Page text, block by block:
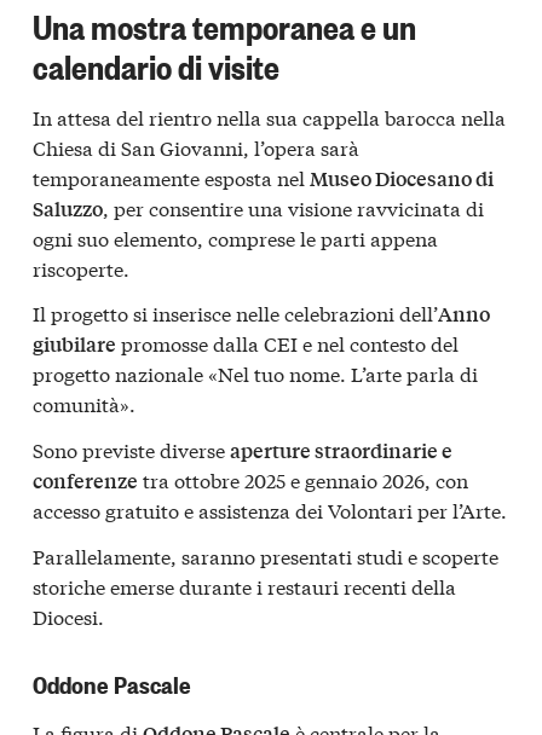
Una mostra temporanea e un
calendario di visite
In attesa del rientro nella sua cappella barocca nella
Chiesa di San Giovanni, l’opera sarà
temporaneamente esposta nel Museo Diocesano di
Saluzzo, per consentire una visione ravvicinata di
ogni suo elemento, comprese le parti appena
riscoperte.
Il progetto si inserisce nelle celebrazioni dell’Anno
giubilare promosse dalla CEI e nel contesto del
progetto nazionale «Nel tuo nome. L’arte parla di
comunità».
Sono previste diverseaperture straordinarie e
conferenze tra ottobre 2025 e gennaio 2026, con
accesso gratuito e assistenza dei Volontari per l’Arte.
Parallelamente, saranno presentati studi e scoperte
storiche emerse durante i restauri recenti della
Diocesi.
Oddone Pascale